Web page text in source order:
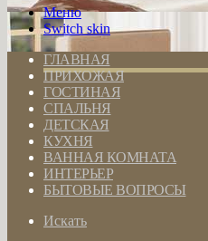
Меню
Switch skin
ГЛАВНАЯ
ПРИХОЖАЯ
ГОСТИНАЯ
СПАЛЬНЯ
ДЕТСКАЯ
КУХНЯ
ВАННАЯ КОМНАТА
ИНТЕРЬЕР
БЫТОВЫЕ ВОПРОСЫ
Искать